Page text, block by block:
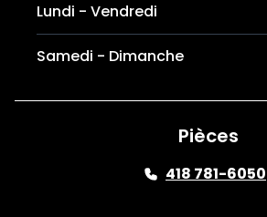
Lundi - Vendredi
Samedi - Dimanche
Pièces
418 781-6050